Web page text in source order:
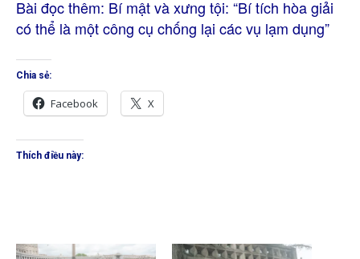
Bài đọc thêm: Bí mật và xưng tội: “Bí tích hòa giải
có thể là một công cụ chống lại các vụ lạm dụng”
Chia sẻ:
Facebook X
Thích điều này: